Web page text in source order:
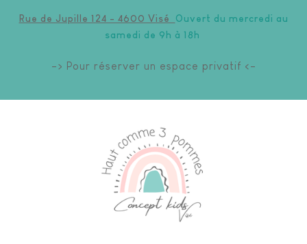
Rue de Jupille 124 - 4600 Visé Ouvert du mercredi au
samedi de 9h à 18h
-> Pour réserver un espace privatif <-